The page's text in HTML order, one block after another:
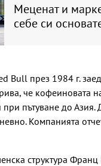
Меценат и
себе си
Bull през 1984 г.
че кофеиновата
пътуване до
Компанията
структура